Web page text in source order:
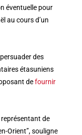
éventuelle pour
au cours d’un
des
étasuniens
defournir
représentant de
Orient”, souligne